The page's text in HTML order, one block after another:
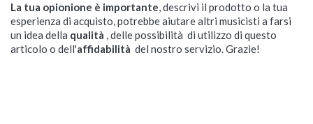
La tua opionione è importante, descrivi il prodotto o la tua
esperienza di acquisto, potrebbe aiutare altri musicisti a farsi
un idea della qualità , delle possibilità di utilizzo di questo
articolo o dell'affidabilità del nostro servizio. Grazie!